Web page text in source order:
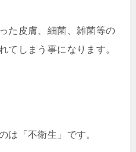
た皮膚、細菌、雑菌等の
てしまう事になります。
は「不衛生」です。